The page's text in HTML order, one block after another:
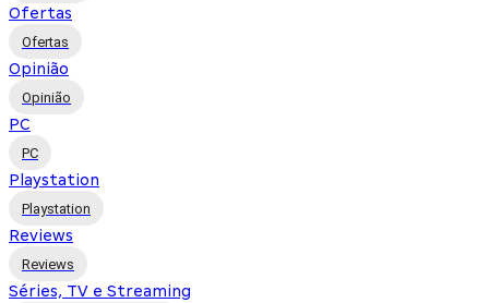
Ofertas
Ofertas
Opinião
Opinião
PC
PC
Playstation
Playstation
Reviews
Reviews
Séries, TV e Streaming